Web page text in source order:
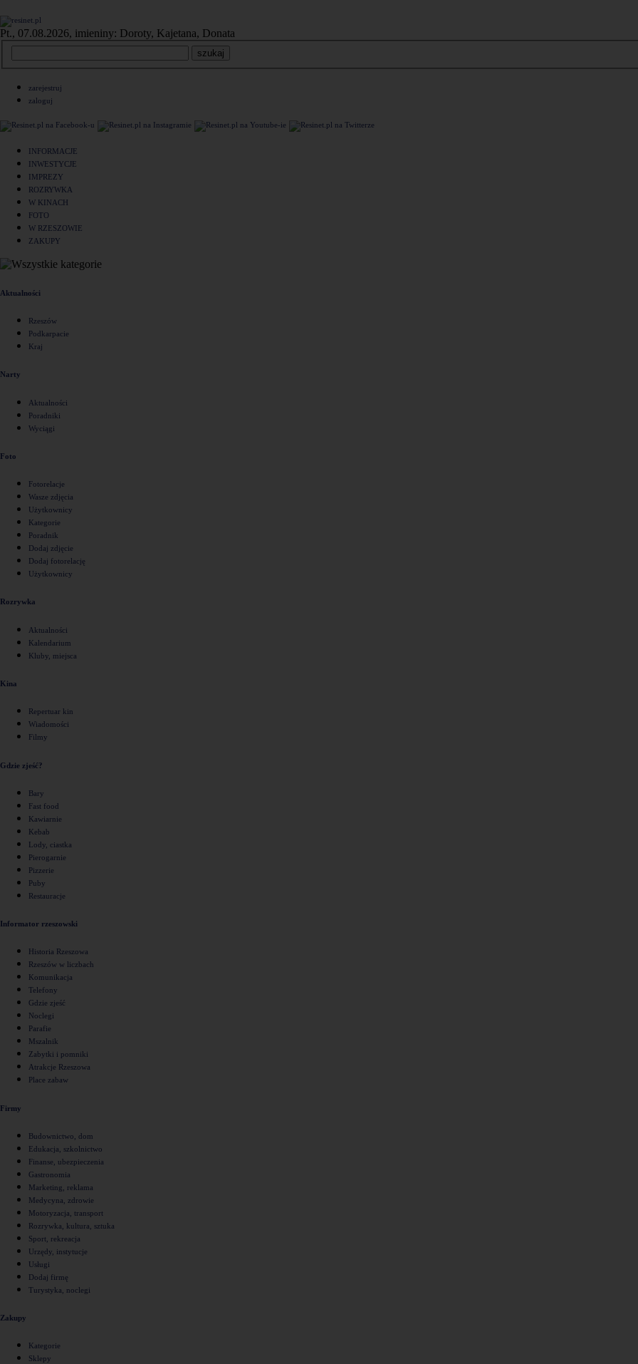
Pt., 07.08.2026, imieniny: Doroty, Kajetana, Donata
zarejestruj
zaloguj
INFORMACJE
INWESTYCJE
IMPREZY
ROZRYWKA
W KINACH
FOTO
W RZESZOWIE
ZAKUPY
Aktualności
Rzeszów
Podkarpacie
Kraj
Narty
Aktualności
Poradniki
Wyciągi
Foto
Fotorelacje
Wasze zdjęcia
Użytkownicy
Kategorie
Poradnik
Dodaj zdjęcie
Dodaj fotorelację
Użytkownicy
Rozrywka
Aktualności
Kalendarium
Kluby, miejsca
Kina
Repertuar kin
Wiadomości
Filmy
Gdzie zjeść?
Bary
Fast food
Kawiarnie
Kebab
Lody, ciastka
Pierogarnie
Pizzerie
Puby
Restauracje
Informator rzeszowski
Historia Rzeszowa
Rzeszów w liczbach
Komunikacja
Telefony
Gdzie zjeść
Noclegi
Parafie
Mszalnik
Zabytki i pomniki
Atrakcje Rzeszowa
Place zabaw
Firmy
Budownictwo, dom
Edukacja, szkolnictwo
Finanse, ubezpieczenia
Gastronomia
Marketing, reklama
Medycyna, zdrowie
Motoryzacja, transport
Rozrywka, kultura, sztuka
Sport, rekreacja
Urzędy, instytucje
Usługi
Dodaj firmę
Turystyka, noclegi
Zakupy
Kategorie
Sklepy